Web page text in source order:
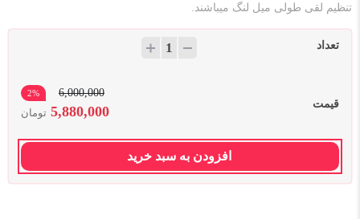
تنظیم لقی طولی میل لنگ میباشند.
تعداد
قیمت
6,000,000
2%
5,880,000 تومان
افزودن به سبد خرید